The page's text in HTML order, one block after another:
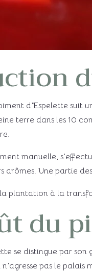
d’Espelette suit
terre dans les 10
manuelle,
arômes. Une partie
plantation à la
du
se distingue par
n’agresse pas le